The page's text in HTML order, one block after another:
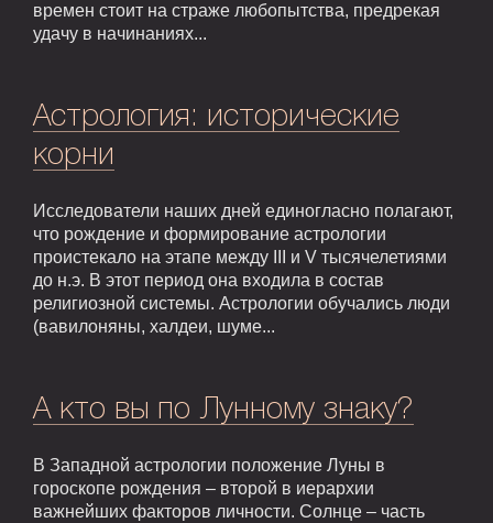
времен стоит на страже любопытства, предрекая
удачу в начинаниях...
Астрология: исторические
корни
Исследователи наших дней единогласно полагают,
что рождение и формирование астрологии
проистекало на этапе между III и V тысячелетиями
до н.э. В этот период она входила в состав
религиозной системы. Астрологии обучались люди
(вавилоняны, халдеи, шуме...
А кто вы по Лунному знаку?
В Западной астрологии положение Луны в
гороскопе рождения – второй в иерархии
важнейших факторов личности. Солнце – часть